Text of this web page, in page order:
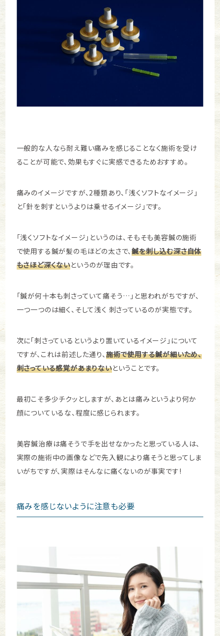
一般的な人なら耐え難い痛みを感じることなく施術を受け
ることが可能で、効果もすぐに実感できるためおすすめ。
痛みのイメージですが、2種類あり、「浅くソフトなイメージ」
と「針を刺すというよりは乗せるイメージ」です。
「浅くソフトなイメージ」というのは、そもそも美容鍼の施術
で使用する鍼が髪の毛ほどの太さで、鍼を刺し込む深さ自体
もさほど深くないというのが理由です。
「鍼が何十本も刺さっていて痛そう…」と思われがちですが、
一つ一つのは細く、そして浅く 刺さっているのが実態です。
次に「刺さっているというより置いているイメージ」について
ですが、これは前述した通り、施術で使用する鍼が細いため、
刺さっている感覚があまりないということです。
最初こそ多少チクッとしますが、あとは痛みというより何か
顔についているな、程度に感じられます。
美容鍼治療は痛そうで手を出せなかったと思っている人は、
実際の施術中の画像などで先入観により痛そうと思ってしま
いがちですが、実際はそんなに痛くないのが事実です!
痛みを感じないように注意も必要